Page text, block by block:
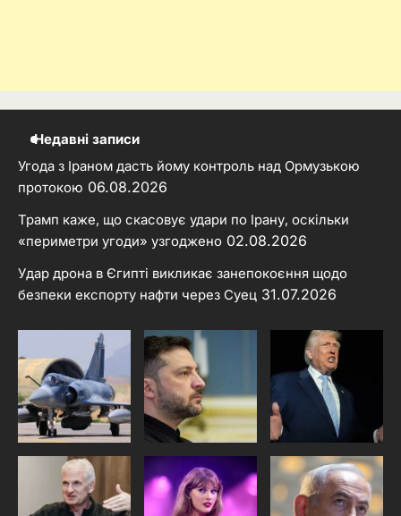
Недавні записи
Угода з Іраном дасть йому контроль над Ормузькою
протокою 06.08.2026
Трамп каже, що скасовує удари по Ірану, оскільки
«периметри угоди» узгоджено 02.08.2026
Удар дрона в Єгипті викликає занепокоєння щодо
безпеки експорту нафти через Суец 31.07.2026